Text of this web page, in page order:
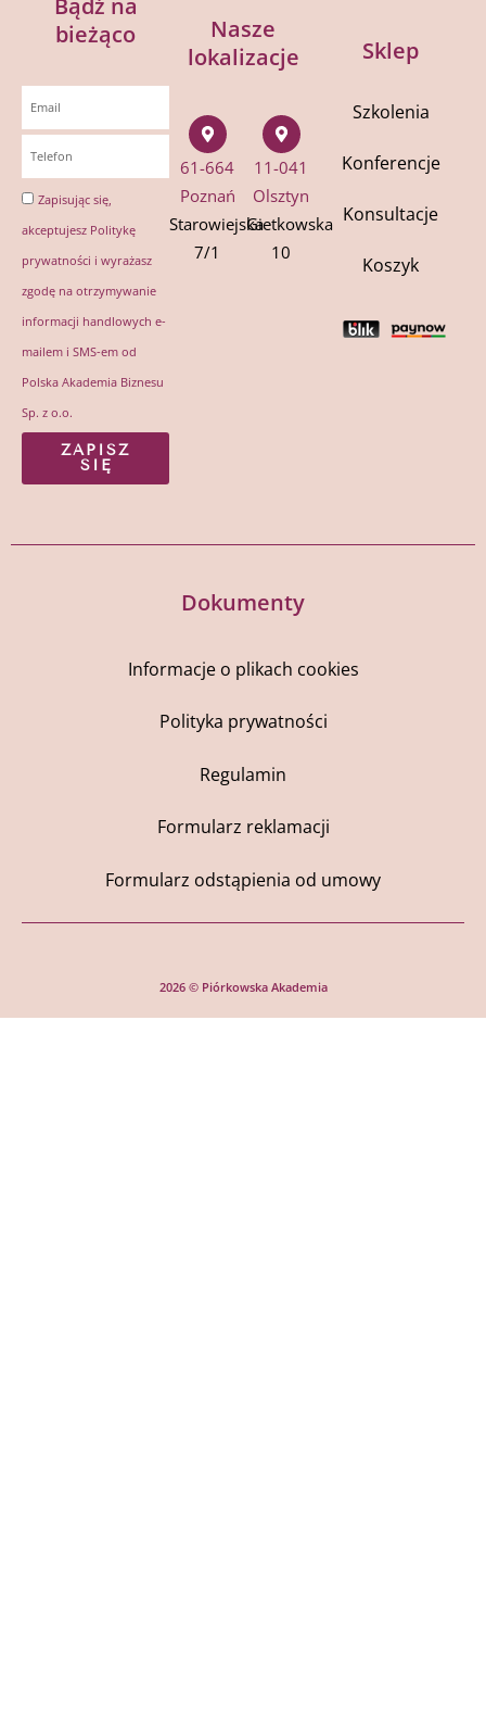
bieżąco
Zapisując się,
akceptujesz Politykę
prywatności i wyrażasz
zgodę na otrzymywanie
informacji handlowych e-
mailem i SMS-em od
Polska Akademia Biznesu
Sp. z o.o.
ZAPISZ
SIĘ
Nasze
lokalizacje
61-664
Poznań
Starowiejska
7/1
11-041
Olsztyn
Gietkowska
10
Sklep
Szkolenia
Konferencje
Konsultacje
Koszyk
Dokumenty
Informacje o plikach cookies
Polityka prywatności
Regulamin
Formularz reklamacji
Formularz odstąpienia od umowy
2026 © Piórkowska Akademia